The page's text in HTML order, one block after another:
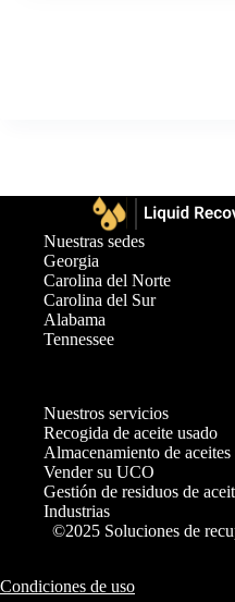
Nuestras sedes
Georgia
Carolina del Norte
Carolina del Sur
Alabama
Tennessee
Nuestros servicios
Recogida de aceite usado
Almacenamiento de aceites
Vender su UCO
Gestión de residuos de
Industrias
©2025 Soluciones de
Condiciones de uso